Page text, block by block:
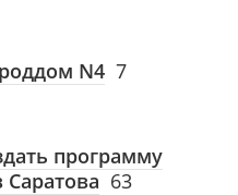
N4 7
программу
Саратова 63